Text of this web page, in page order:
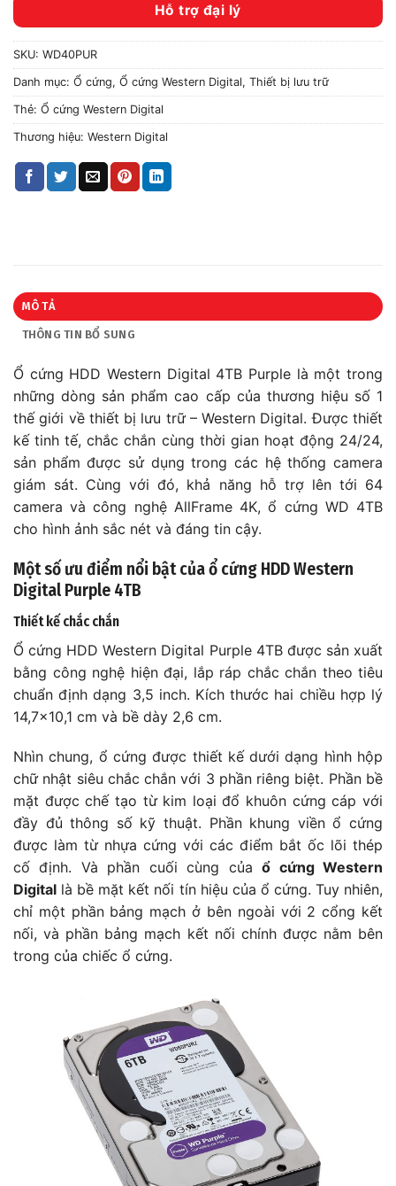
Hỗ trợ đại lý
SKU: WD40PUR
Danh mục: Ổ cứng, Ổ cứng Western Digital, Thiết bị lưu trữ
Thẻ: Ổ cứng Western Digital
Thương hiệu: Western Digital
MÔ TẢ
THÔNG TIN BỔ SUNG
Ổ cứng HDD Western Digital 4TB Purple là một trong
những dòng sản phẩm cao cấp của thương hiệu số 1
thế giới về thiết bị lưu trữ – Western Digital. Được thiết
kế tinh tế, chắc chắn cùng thời gian hoạt động 24/24,
sản phẩm được sử dụng trong các hệ thống camera
giám sát. Cùng với đó, khả năng hỗ trợ lên tới 64
camera và công nghệ AllFrame 4K, ổ cứng WD 4TB
cho hình ảnh sắc nét và đáng tin cậy.
Một số ưu điểm nổi bật của ổ cứng HDD Western
Digital Purple 4TB
Thiết kế chắc chắn
Ổ cứng HDD Western Digital Purple 4TB được sản xuất
bằng công nghệ hiện đại, lắp ráp chắc chắn theo tiêu
chuẩn định dạng 3,5 inch. Kích thước hai chiều hợp lý
14,7×10,1 cm và bề dày 2,6 cm.
Nhìn chung, ổ cứng được thiết kế dưới dạng hình hộp
chữ nhật siêu chắc chắn với 3 phần riêng biệt. Phần bề
mặt được chế tạo từ kim loại đổ khuôn cứng cáp với
đầy đủ thông số kỹ thuật. Phần khung viền ổ cứng
được làm từ nhựa cứng với các điểm bắt ốc lõi thép
cố định. Và phần cuối cùng củaổ cứng Western
Digital là bề mặt kết nối tín hiệu của ổ cứng. Tuy nhiên,
chỉ một phần bảng mạch ở bên ngoài với 2 cổng kết
nối, và phần bảng mạch kết nối chính được nằm bên
trong của chiếc ổ cứng.